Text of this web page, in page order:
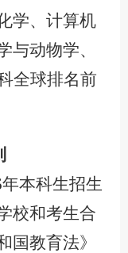
学、计算机
与动物学、
全球排名前
年本科生招生
校和考生合
国教育法》